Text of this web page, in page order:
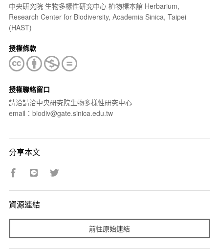
中央研究院 生物多樣性研究中心 植物標本館 Herbarium,
Research Center for Biodiversity, Academia Sinica, Taipei
(HAST)
授權條款
授權聯絡窗口
請洽請洽中央研究院生物多樣性研究中心
email：biodiv@gate.sinica.edu.tw
分享本文
資源連結
前往原始連結